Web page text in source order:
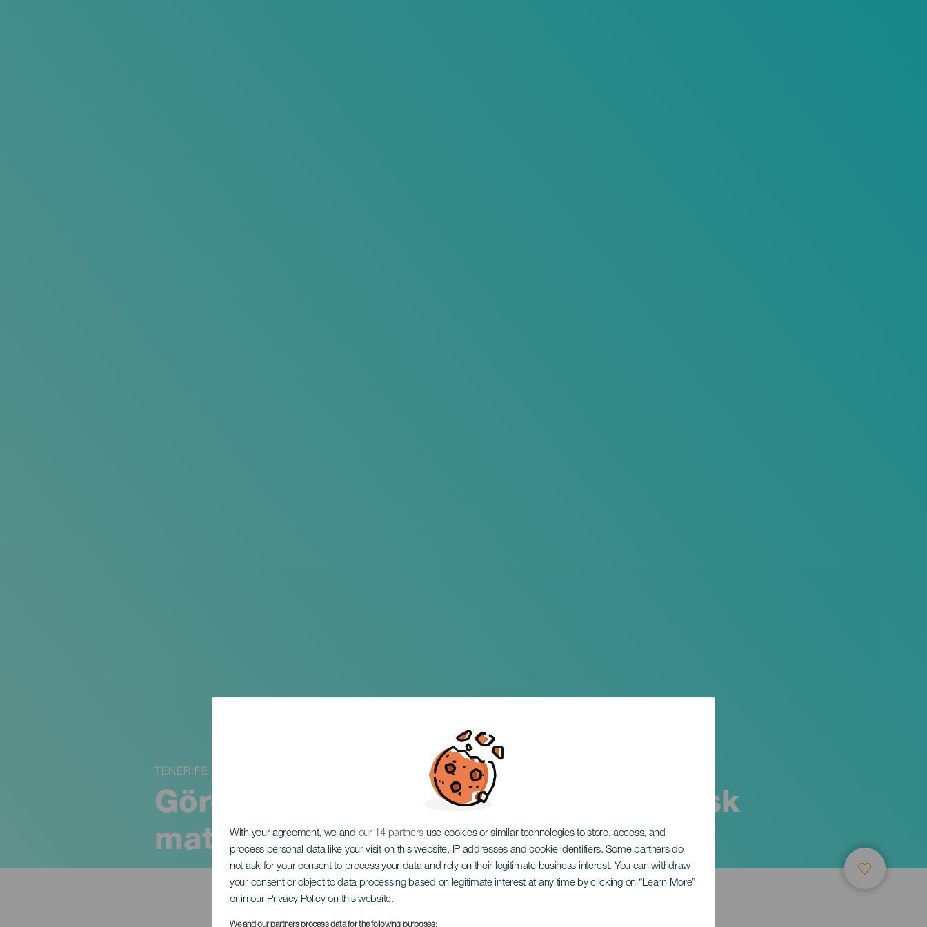
With your agreement, we and our 14 partners use cookies or similar technologies to store, access, and
process personal data like your visit on this website, IP addresses and cookie identifiers. Some partners do
not ask for your consent to process your data and rely on their legitimate business interest. You can withdraw
your consent or object to data processing based on legitimate interest at any time by clicking on “Learn More”
or in our Privacy Policy on this website.
We and our partners process data for the following purposes:
Gör-det-själv-workshop med kanarisk
mat: Mojo Canario
TENERIFE